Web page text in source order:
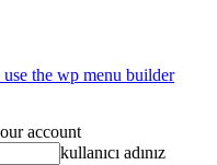
the wp menu builder
account
kullanıcı adınız